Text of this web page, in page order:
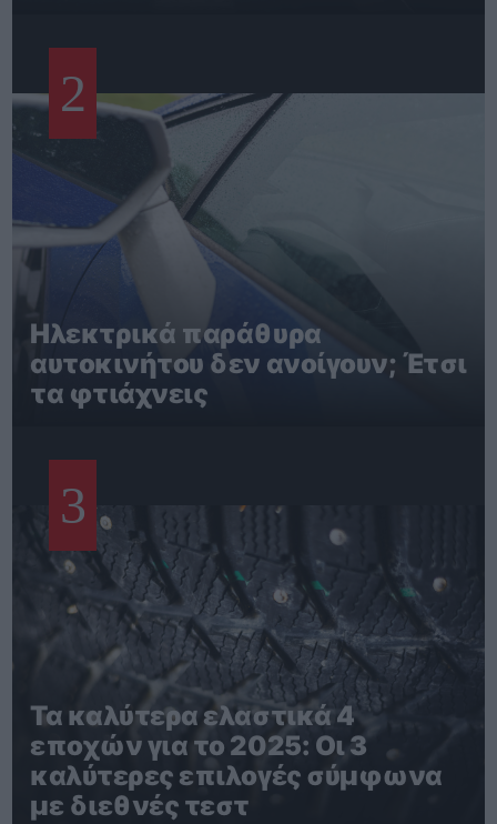
2
Ηλεκτρικά παράθυρα
αυτοκινήτου δεν ανοίγουν; Έτσι
τα φτιάχνεις
3
Τα καλύτερα ελαστικά 4
εποχών για το 2025: Οι 3
καλύτερες επιλογές σύμφωνα
με διεθνές τεστ